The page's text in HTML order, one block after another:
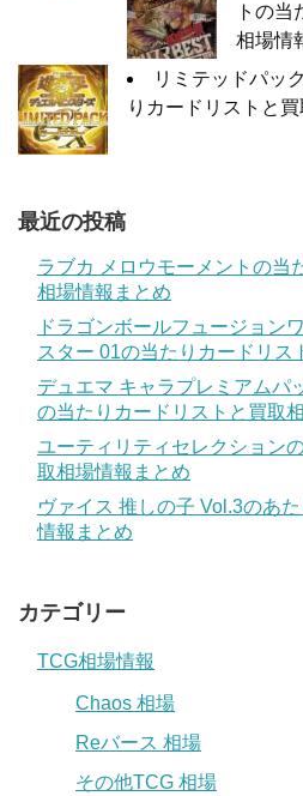
トの当
相場情
リミテッドパッ
りカードリストと
最近の投稿
ラブカ メロウモーメントの当
相場情報まとめ
ドラゴンボールフュージョン
スター 01の当たりカードリス
デュエマ キャラプレミアムパ
の当たりカードリストと買取
ユーティリティセレクション
取相場情報まとめ
ヴァイス 推しの子 Vol.3のあ
情報まとめ
カテゴリー
TCG相場情報
Chaos 相場
Reバース 相場
その他TCG 相場